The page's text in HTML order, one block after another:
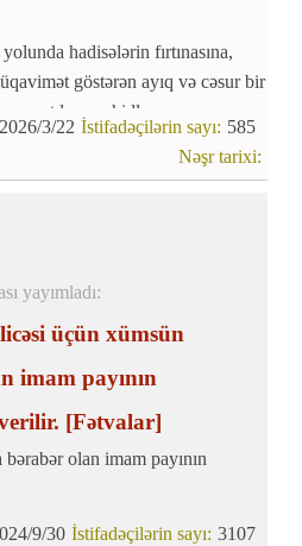
hadisələrin fırtınasına,
göstərən ayıq və cəsur bir
çatdı və şəhidlər sırasına
585
İstifadəçilərin sayı:
2026/3/22
Nəşr tarixi:
yayımladı:
üçün xümsün
imam payının
[Fətvalar]
olan imam payının
3107
İstifadəçilərin sayı:
9/30